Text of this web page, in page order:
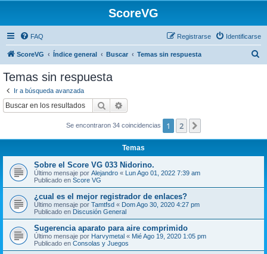
ScoreVG
FAQ Identificarse
Registrarse
ScoreVG Índice general Buscar Temas sin respuesta
Temas sin respuesta
Ir a búsqueda avanzada
Buscar
Se encontraron 34 coincidencias 1 2
Temas
Sobre el Score VG 033 Nidorino.
Último mensaje por Alejandro « Lun Ago 01, 2022 7:39 am
Publicado en Score VG
¿cual es el mejor registrador de enlaces?
Último mensaje por Tamtfsd « Dom Ago 30, 2020 4:27 pm
Publicado en Discusión General
Sugerencia aparato para aire comprimido
Último mensaje por Harvymetal « Mié Ago 19, 2020 1:05 pm
Publicado en Consolas y Juegos